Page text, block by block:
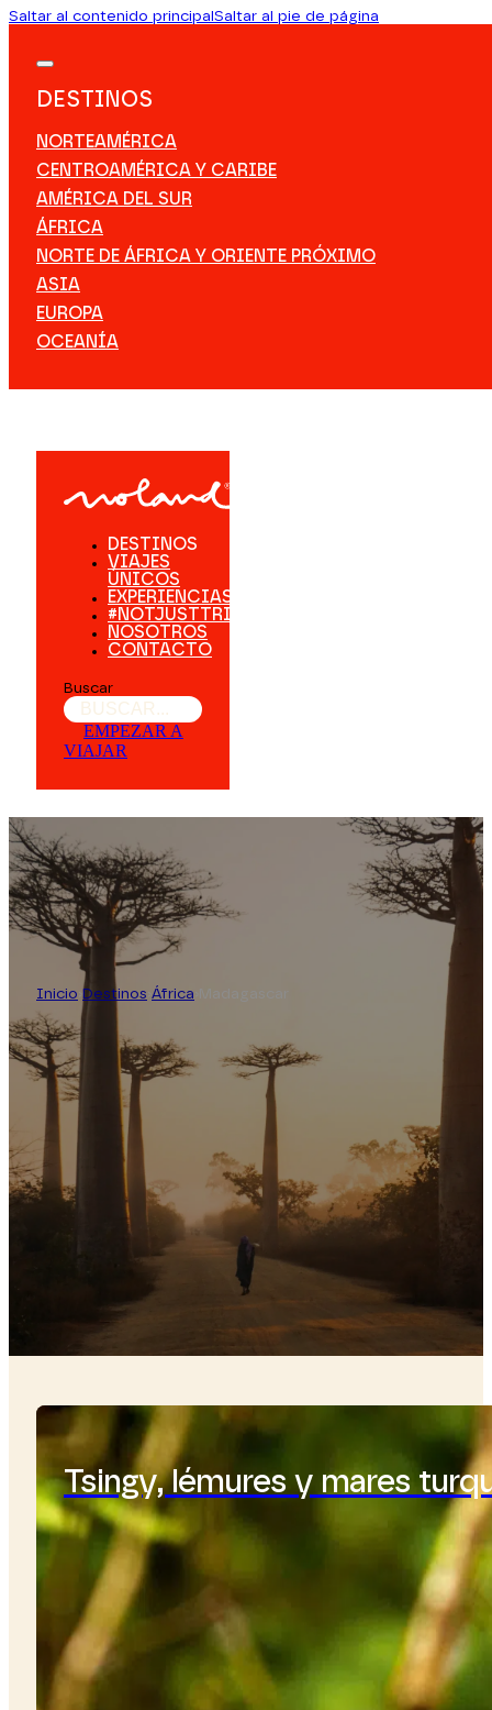
Saltar al contenido principal Saltar al pie de página
DESTINOS
NORTEAMÉRICA
CENTROAMÉRICA Y CARIBE
AMÉRICA DEL SUR
ÁFRICA
NORTE DE ÁFRICA Y ORIENTE PRÓXIMO
ASIA
EUROPA
OCEANÍA
DESTINOS
VIAJES
ÚNICOS
EXPERIENCIAS
#NOTJUSTTRIPS
NOSOTROS
CONTACTO
Buscar
EMPEZAR A
VIAJAR
Inicio›Destinos›África Madagascar
Tsingy, lémures y mares